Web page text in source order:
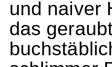
und naiver
das